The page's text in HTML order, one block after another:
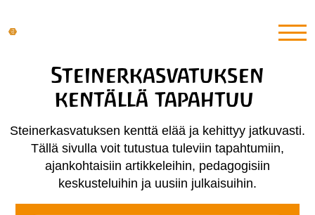
Steinerkasvatuksen
kentällä tapahtuu
Steinerkasvatuksen kenttä elää ja kehittyy jatkuvasti.
Tällä sivulla voit tutustua tuleviin tapahtumiin,
ajankohtaisiin artikkeleihin, pedagogisiin
keskusteluihin ja uusiin julkaisuihin.